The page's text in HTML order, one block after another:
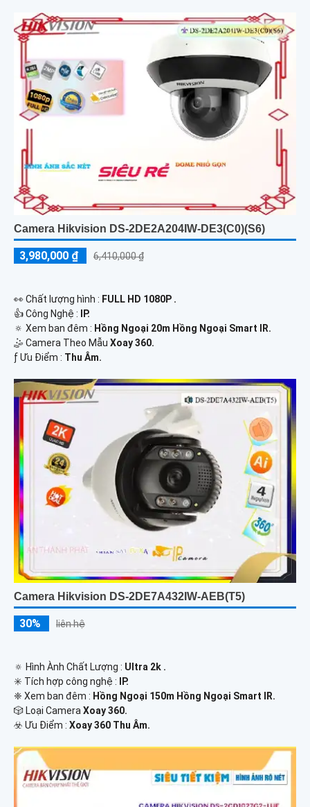
Camera Hikvision DS-2DE2A204IW-DE3(C0)(S6)
3,980,000 ₫ 6,410,000 ₫
️👀 Chất lượng hình : FULL HD 1080P .
👍 Công Nghệ :
IP.
🔅 Xem ban đêm : Hồng Ngoại 20m Hồng Ngoại Smart IR.
🤹 Camera Theo Mẫu Xoay 360.
️ƒ Ưu Điểm : Thu Âm.
Camera Hikvision DS-2DE7A432IW-AEB(T5)
30% liên hệ
🔅 Hình Ành Chất Lượng : Ultra 2k .
✳️ Tích hợp công nghệ :
IP.
❈ Xem ban đêm : Hồng Ngoại 150m Hồng Ngoại Smart IR.
🎲 Loại Camera Xoay 360.
️☣️ Ưu Điểm : Xoay 360 Thu Âm.